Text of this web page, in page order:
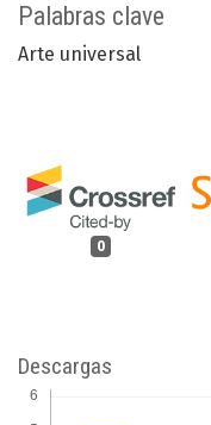
Palabras clave
Arte universal
0
Descargas